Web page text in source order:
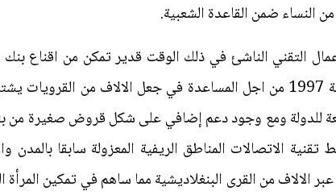
النساء ضمن القاعدة الشعبية.
التقني الناشئ في ذلك الوقت قدير تمكن من اقناع
قاموا بإنشاء شركة غرامينفون سنة 1997 من اجل المساعدة في جعل
للدولة ومع وجود دعم إضافي على شكل قروض صغيرة من
الاتصالات المناطق الريفية المعزولة سابقا بالمدن
الالاف من القرى البنغلاديشية مما ساهم في تمكين المرأة